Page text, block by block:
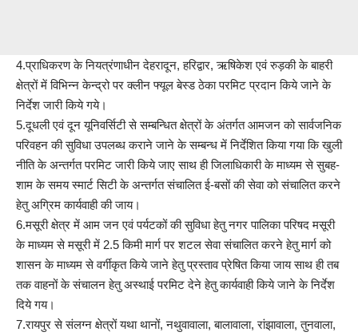
4.प्राधिकरण के नियत्रंणाधीन देहरादून, हरिद्वार, ऋषिकेश एवं रुड़की के बाहरी
क्षेत्रों में विभिन्न केन्द्रो पर क्लीन फ्यूल बेस्ड ठेका परमिट प्रदान किये जाने के
निर्देश जारी किये गये।
5.दूधली एवं दून यूनिवर्सिटी से सम्बन्धित क्षेत्रों के अंतर्गत आमजन को सार्वजनिक
परिवहन की सुविधा उपलब्ध कराने जाने के सम्बन्ध में निर्देशित किया गया कि खुली
नीति के अन्तर्गत परमिट जारी किये जाए साथ ही जिलाधिकारी के माध्यम से सुबह-
शाम के समय स्मार्ट सिटी के अन्तर्गत संचालित ई-बसों की सेवा को संचालित करने
हेतु अग्रिम कार्यवाही की जाय।
6.मसूरी क्षेत्र में आम जन एवं पर्यटकों की सुविधा हेतु नगर पालिका परिषद मसूरी
के माध्यम से मसूरी में 2.5 किमी मार्ग पर शटल सेवा संचालित करने हेतु मार्ग को
शासन के माध्यम से वर्गीकृत किये जाने हेतु प्रस्ताव प्रेषित किया जाय साथ ही तब
तक वाहनों के संचालन हेतु अस्थाई परमिट देने हेतु कार्यवाही किये जाने के निर्देश
दिये गय।
7.रायपुर से संलग्न क्षेत्रों यथा थानों, नथुवावाला, बालावाला, रांझावाला, तुनवाला,